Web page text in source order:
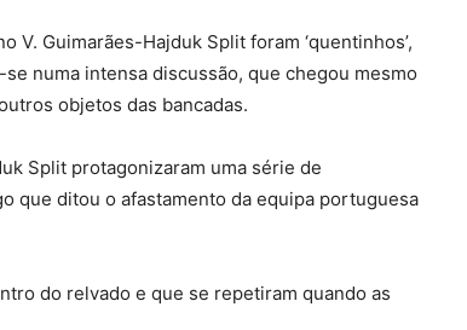
Guimarães-Hajduk Split foram ‘quentinhos’,
numa intensa discussão, que chegou mesmo
objetos das bancadas.
Split protagonizaram uma série de
que ditou o afastamento da equipa portuguesa
do relvado e que se repetiram quando as